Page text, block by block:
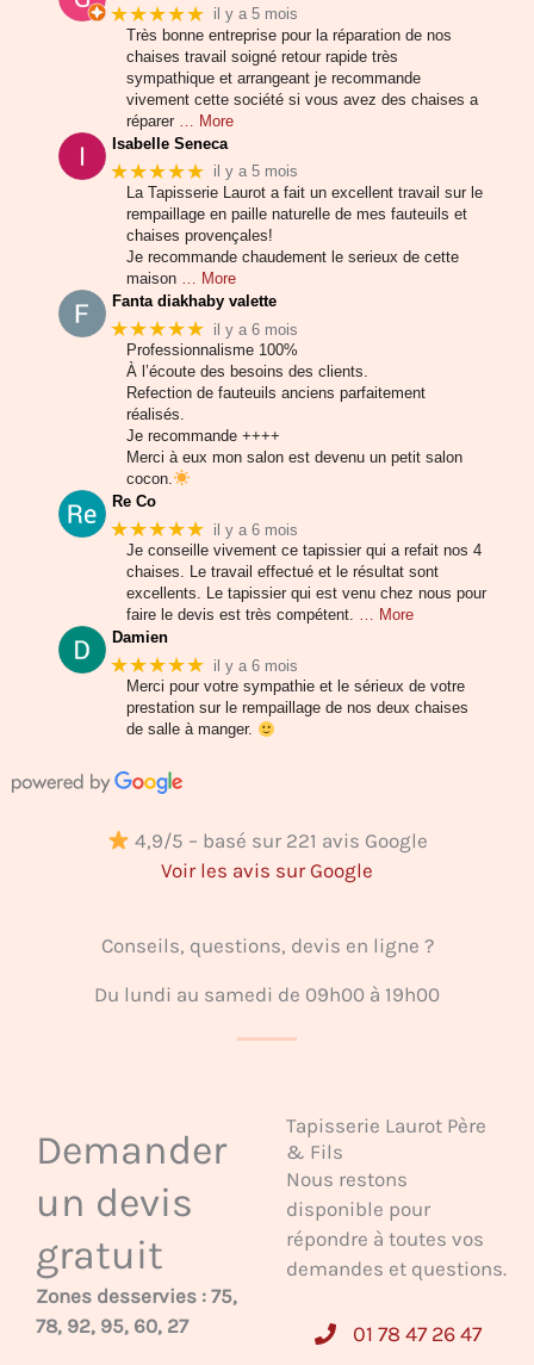
★★★★★ il y a 5 mois
Très bonne entreprise pour la réparation de nos
chaises travail soigné retour rapide très
sympathique et arrangeant je recommande
vivement cette société si vous avez des chaises a
réparer
… More
Isabelle Seneca
★★★★★ il y a 5 mois
La Tapisserie Laurot a fait un excellent travail sur le
rempaillage en paille naturelle de mes fauteuils et
chaises provençales!
Je recommande chaudement le serieux de cette
maison
… More
Fanta diakhaby valette
★★★★★ il y a 6 mois
Professionnalisme 100%
À l’écoute des besoins des clients.
Refection de fauteuils anciens parfaitement
réalisés.
Je recommande ++++
Merci à eux mon salon est devenu un petit salon
cocon.
Re Co
★★★★★ il y a 6 mois
Je conseille vivement ce tapissier qui a refait nos 4
chaises. Le travail effectué et le résultat sont
excellents. Le tapissier qui est venu chez nous pour
faire le devis est très compétent. … More
Damien
★★★★★ il y a 6 mois
Merci pour votre sympathie et le sérieux de votre
prestation sur le rempaillage de nos deux chaises
de salle à manger.
4,9/5 – basé sur 221 avis Google
Voir les avis sur Google
Conseils, questions, devis en ligne ?
Du lundi au samedi de 09h00 à 19h00
Demander
un devis
gratuit
Zones desservies : 75,
78, 92, 95, 60, 27
Tapisserie Laurot Père
& Fils
Nous restons
disponible pour
répondre à toutes vos
demandes et questions.
01 78 47 26 47